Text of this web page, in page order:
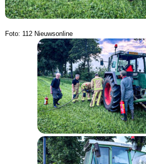
Foto: 112 Nieuwsonline